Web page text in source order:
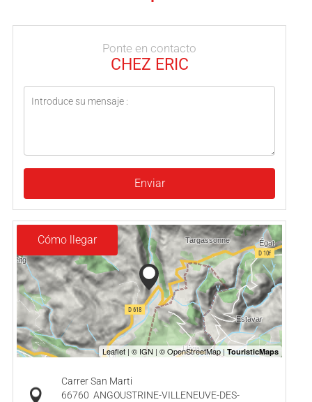
Ponte en contacto
CHEZ ERIC
Enviar
Cómo llegar
Carrer San Marti
66760 ANGOUSTRINE-VILLENEUVE-DES-